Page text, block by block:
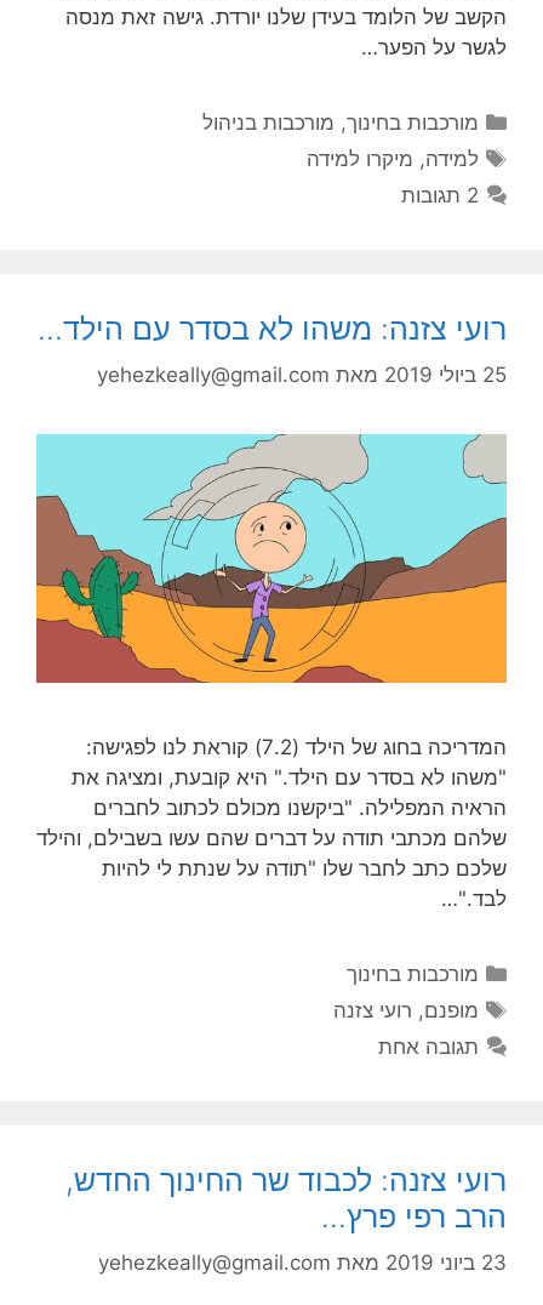
הקשב של הלומד בעידן שלנו יורדת. גישה זאת מנסה
לגשר על הפער…
קטגוריות
מורכבות בחינוך, מורכבות בניהול
תגיות
למידה, מיקרו למידה
2 תגובות
רועי צזנה: משהו לא בסדר עם הילד…
25 ביולי 2019 מאת yehezkeally@gmail.com
המדריכה בחוג של הילד (7.2) קוראת לנו לפגישה:
"משהו לא בסדר עם הילד." היא קובעת, ומציגה את
הראיה המפלילה. "ביקשנו מכולם לכתוב לחברים
שלהם מכתבי תודה על דברים שהם עשו בשבילם, והילד
שלכם כתב לחבר שלו "תודה על שנתת לי להיות
לבד."…
קטגוריות
מורכבות בחינוך
תגיות
מופנם, רועי צזנה
תגובה אחת
רועי צזנה: לכבוד שר החינוך החדש,
הרב רפי פרץ…
23 ביוני 2019 מאת yehezkeally@gmail.com